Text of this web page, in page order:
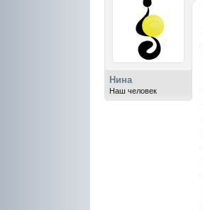
Нина
Наш человек